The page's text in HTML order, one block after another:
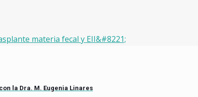
materia fecal y EII&#8221;
la Dra. M. Eugenia Linares